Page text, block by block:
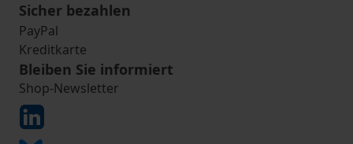
Sicher bezahlen
PayPal
Kreditkarte
Bleiben Sie informiert
Shop-Newsletter